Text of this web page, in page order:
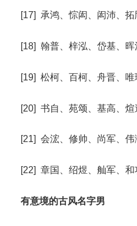
[17] 承鸿、悰闳、闳沛、
[18] 翰普、梓泓、岱基、晖
[19] 松柯、百柯、舟晋、
[20] 书自、苑颂、基高、
[21] 会浤、修帅、尚军、
[22] 章国、绍煜、舢军、
有意境的古风名字男